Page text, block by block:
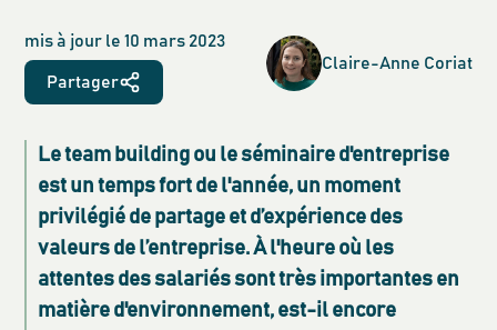
mis à jour le 10 mars 2023
Partager
Claire-Anne Coriat
Le team building ou le séminaire d'entreprise
est un temps fort de l'année, un moment
privilégié de partage et d’expérience des
valeurs de l’entreprise. À l'heure où les
attentes des salariés sont très importantes en
matière d'environnement, est-il encore